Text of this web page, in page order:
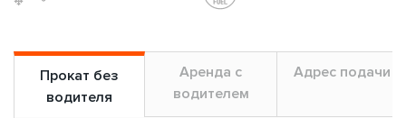
Прокат без
водителя
Аренда с
водителем
Адрес подачи